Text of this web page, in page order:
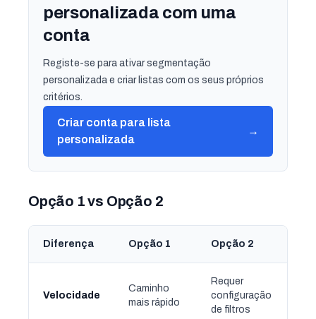
personalizada com uma
conta
Registe-se para ativar segmentação
personalizada e criar listas com os seus próprios
critérios.
Criar conta para lista
personalizada
→
Opção 1 vs Opção 2
Diferença Opção 1 Opção 2
Velocidade
Caminho
mais rápido
Requer
configuração
de filtros